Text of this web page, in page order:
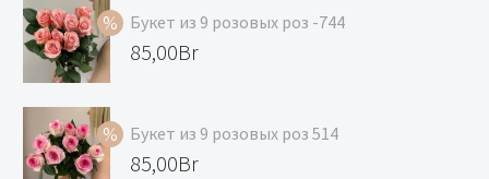
147,00Br.
139,00Br.
Букет из 9 розовых роз -744
Первоначальная
99,00Br.
85,00Br
85,00Br.
Букет из 9 розовых роз 514
Первоначальная
85,00Br